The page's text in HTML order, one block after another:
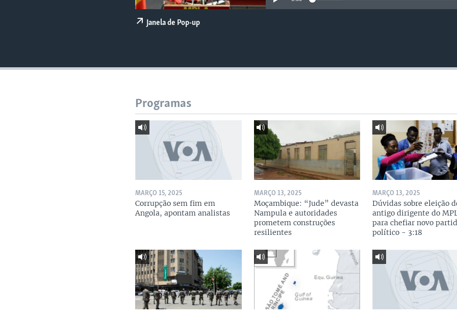
Janela de Pop-up
Programas
MARÇO 15, 2025
Corrupção sem fim em
Angola, apontam analistas
MARÇO 13, 2025
Moçambique: “Jude” devasta
Nampula e autoridades
prometem construções
resilientes
MARÇO 13, 2025
Dúvidas sobre eleição
antigo dirigente do
para chefiar novo
político - 3:18